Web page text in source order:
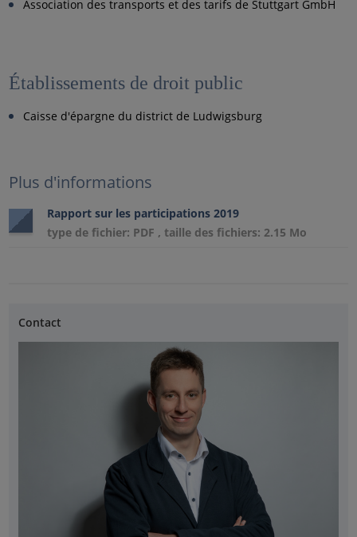
Association des transports et des tarifs de Stuttgart GmbH
Établissements de droit public
Caisse d'épargne du district de Ludwigsburg
Plus d'informations
Rapport sur les participations 2019
type de fichier: PDF , taille des fichiers: 2.15 Mo
Contact